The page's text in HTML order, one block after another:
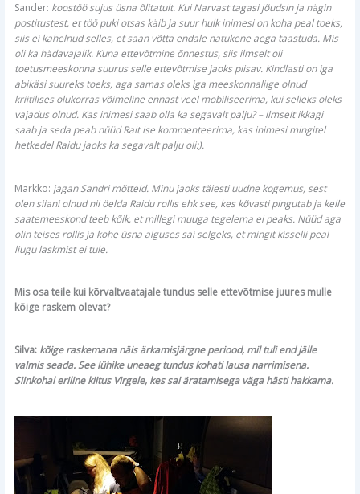
Sander: koostöö sujus üsna õlitatult. Kui Narvast tagasi jõudsin ja nägin
postitustest, et töö puki otsas käib ja suur hulk inimesi on koha peal toeks,
siis ei kahelnud selles, et saan võtta endale natukene aega taastuda. Mis
oli ka hädavajalik. Kuna ettevõtmine õnnestus, siis ilmselt oli
toetusmeeskonna suurus selle ettevõtmise jaoks piisav. Kindlasti on iga
abikäsi suureks toeks, aga samas oleks iga meeskonnaliige olnud
kriitilises olukorras võimeline ennast veel mobiliseerima, kui selleks oleks
vajadus olnud. Kas inimesi saab olla ka segavalt palju? – ilmselt ikkagi
saab ja seda peab nüüd Rait ise kommenteerima, kas inimesi mingitel
hetkedel Raidu jaoks ka segavalt palju oli:).
Markko: jagan Sandri mõtteid. Minu jaoks täiesti uudne kogemus, sest
olen siiani olnud nii öelda Raidu rollis ehk see, kes kõvasti pingutab ja kelle
saatemeeskond teeb kõik, et millegi muuga tegelema ei peaks. Nüüd aga
olin teises rollis ja kohe üsna alguses sai selgeks, et mingit kisselli peal
liugu laskmist ei tule.
Mis osa teile kui kõrvaltvaatajale tundus selle ettevõtmise juures mulle
kõige raskem olevat?
Silva: kõige raskemana näis ärkamisjärgne periood, mil tuli end jälle
valmis seada. See lühike uneaeg tundus kohati lausa narrimisena.
Siinkohal eriline kiitus Virgele, kes sai äratamisega väga hästi hakkama.